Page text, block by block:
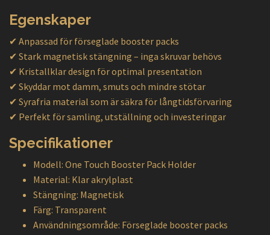
Egenskaper
✔ Anpassad för förseglade booster packs
✔ Stark magnetisk stängning – inga skruvar behövs
✔ Kristallklar design för optimal presentation
✔ Skyddar mot damm, smuts och mindre stötar
✔ Syrafria material som är säkra för långtidsförvaring
✔ Perfekt för samling, utställning och investeringar
Specifikationer
Modell: One Touch Booster Pack Holder
Material: Klar akrylplast
Stängning: Magnetisk
Färg: Transparent
Användningsområde: Förseglade booster packs